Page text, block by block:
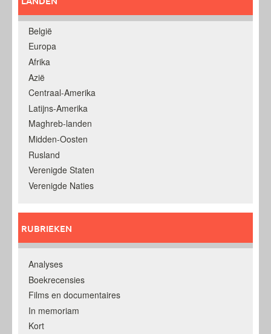
België
Europa
Afrika
Azië
Centraal-Amerika
Latijns-Amerika
Maghreb-landen
Midden-Oosten
Rusland
Verenigde Staten
Verenigde Naties
RUBRIEKEN
Analyses
Boekrecensies
Films en documentaires
In memoriam
Kort